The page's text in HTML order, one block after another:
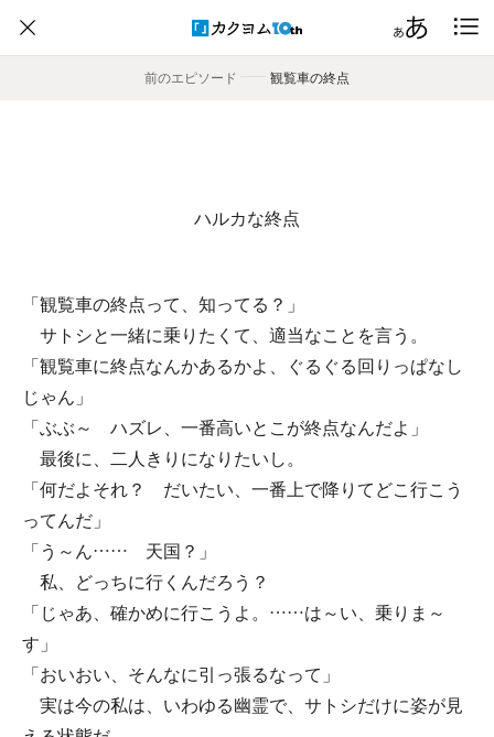
前のエピソード
―― 観覧車の終点
ハルカな終点
「観覧車の終点って、知ってる？」
サトシと一緒に乗りたくて、適当なことを言う。
「観覧車に終点なんかあるかよ、ぐるぐる回りっぱなし
じゃん」
「ぶぶ～ ハズレ、一番高いとこが終点なんだよ」
最後に、二人きりになりたいし。
「何だよそれ？ だいたい、一番上で降りてどこ行こう
ってんだ」
「う～ん…… 天国？」
私、どっちに行くんだろう？
「じゃあ、確かめに行こうよ。……は～い、乗りま～
す」
「おいおい、そんなに引っ張るなって」
実は今の私は、いわゆる幽霊で、サトシだけに姿が見